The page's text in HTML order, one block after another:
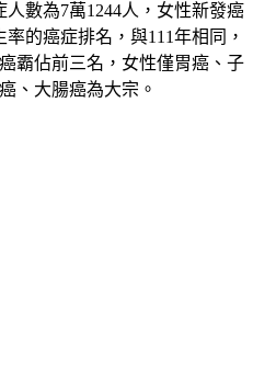
數為7萬1244人，女性新發癌
的癌症排名，與111年相同，
霸佔前三名，女性僅胃癌、子
、大腸癌為大宗。